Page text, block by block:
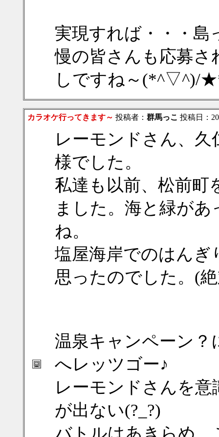
実現すれば・・・島
慢の皆さんも応募さ
しですね～(*^▽^)/
カラオケ行ってきます～ 投稿者： 群馬っこ 投稿日：
レーモンドさん、
様でした。
私達も以前、松前町
ました。海と緑が
ね。
塩屋海岸でのはんぎ
思ったのでした。(
温泉キャンペーン
へレッツゴー♪
レーモンドさんを
が出ない(?_?)
バトルはあきらめ